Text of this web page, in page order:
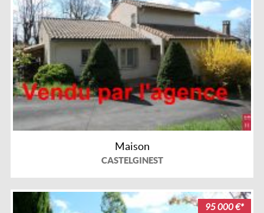
Maison
CASTELGINEST
95 000 €*